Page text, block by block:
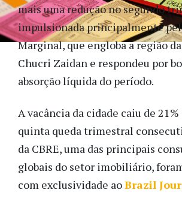
mais uma redução no segundo
impulsionada principalmente
Marginal, que engloba a região
Chucri Zaidan e respondeu por
absorção líquida do período.
A vacância da cidade caiu de 21%
quinta queda trimestral
da CBRE, uma das principais
globais do setor imobiliário,
com exclusividade aoBrazil